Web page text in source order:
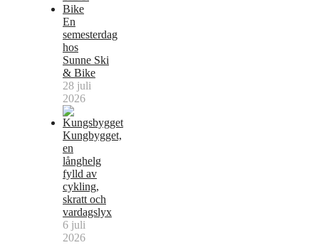
En
semesterdag
hos
Sunne Ski
& Bike
28 juli
2026
Kungbygget,
en
långhelg
fylld av
cykling,
skratt och
vardagslyx
6 juli
2026